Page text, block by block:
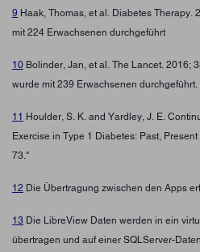
9 Haak, Thomas, et al. Diabetes Therapy.
mit 224 Erwachsenen durchgeführt
10 Bolinder, Jan, et al. The Lancet. 2016;
wurde mit 239 Erwachsenen durchgeführt.
11 Houlder, S. K. and Yardley, J. E.
Exercise in Type 1 Diabetes: Past,
73."
12 Die Übertragung zwischen den Apps
13 Die LibreView Daten werden in ein
übertragen und auf einer SQLServer-